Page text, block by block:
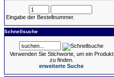
Eingabe der Bestellnummer.
Schnellsuche
Verwenden Sie Stichworte, um ein Produkt
zu finden.
erweiterte Suche